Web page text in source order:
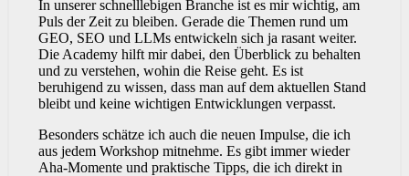
In unserer schnelllebigen Branche ist es mir wichtig, am
Puls der Zeit zu bleiben. Gerade die Themen rund um
GEO, SEO und LLMs entwickeln sich ja rasant weiter.
Die Academy hilft mir dabei, den Überblick zu behalten
und zu verstehen, wohin die Reise geht. Es ist
beruhigend zu wissen, dass man auf dem aktuellen Stand
bleibt und keine wichtigen Entwicklungen verpasst.
Besonders schätze ich auch die neuen Impulse, die ich
aus jedem Workshop mitnehme. Es gibt immer wieder
Aha-Momente und praktische Tipps, die ich direkt in